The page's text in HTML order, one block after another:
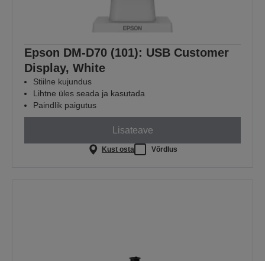
Epson DM-D70 (101): USB Customer
Display, White
Stiilne kujundus
Lihtne üles seada ja kasutada
Paindlik paigutus
Lisateave
Kust osta Võrdlus